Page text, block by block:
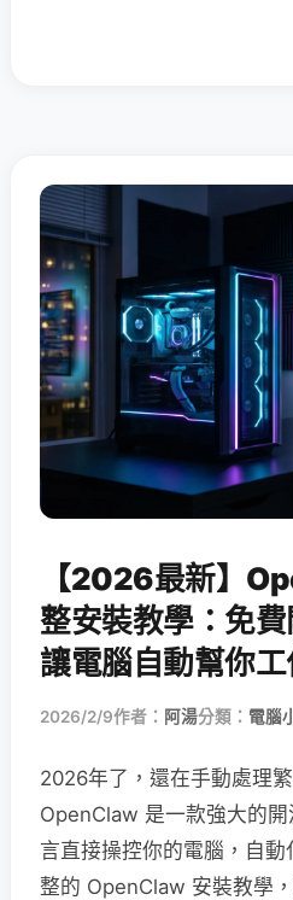
【2026最新】
整安裝教學：免
讓電腦自動幫你工
2026/2/9作者： 阿湯分類： 電腦
2026年了，還在手動處理
OpenClaw 是一款強大的
言直接操控你的電腦，自
整的 OpenClaw 安裝教學